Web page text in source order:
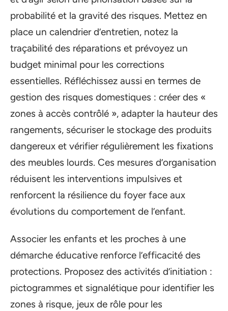
probabilité et la gravité des risques. Mettez en
place un calendrier d’entretien, notez la
traçabilité des réparations et prévoyez un
budget minimal pour les corrections
essentielles. Réfléchissez aussi en termes de
gestion des risques domestiques : créer des «
zones à accès contrôlé », adapter la hauteur des
rangements, sécuriser le stockage des produits
dangereux et vérifier régulièrement les fixations
des meubles lourds. Ces mesures d’organisation
réduisent les interventions impulsives et
renforcent la résilience du foyer face aux
évolutions du comportement de l’enfant.
Associer les enfants et les proches à une
démarche éducative renforce l’efficacité des
protections. Proposez des activités d’initiation :
pictogrammes et signalétique pour identifier les
zones à risque, jeux de rôle pour les